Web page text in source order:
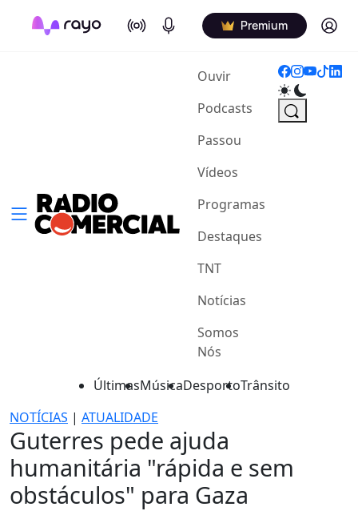
On Air Podcasts Premium Log in
Ouvir(current)
Podcasts
Passou
Vídeos
Programas
Destaques
TNT
Notícias
Somos
Nós
ÚltimasMúsicaDesportoTrânsito
NOTÍCIAS | ATUALIDADE
Guterres pede ajuda
humanitária "rápida e sem
obstáculos" para Gaza